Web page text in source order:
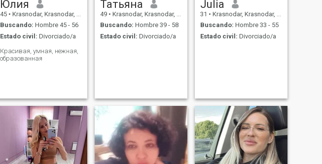
Юлия
45 • Krasnodar, Krasnodar, Rusia
Buscando: Hombre 45 - 56
Estado civil: Divorciado/a
Красивая, умная, нежная,
образованная
Татьяна
49 • Krasnodar, Krasnodar, Rusia
Buscando: Hombre 39 - 58
Estado civil: Divorciado/a
Julia
31 • Krasnodar, Krasnodar, Rusia
Buscando: Hombre 33 - 55
Estado civil: Divorciado/a